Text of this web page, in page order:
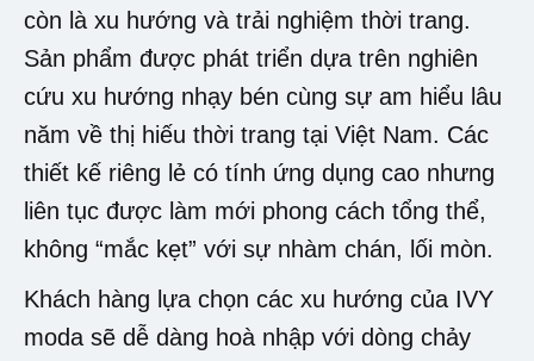
còn là xu hướng và trải nghiệm thời trang.
Sản phẩm được phát triển dựa trên nghiên
cứu xu hướng nhạy bén cùng sự am hiểu lâu
năm về thị hiếu thời trang tại Việt Nam. Các
thiết kế riêng lẻ có tính ứng dụng cao nhưng
liên tục được làm mới phong cách tổng thể,
không “mắc kẹt” với sự nhàm chán, lối mòn.
Khách hàng lựa chọn các xu hướng của IVY
moda sẽ dễ dàng hoà nhập với dòng chảy